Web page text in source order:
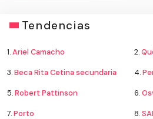
Tendencias
1.Ariel Camacho 2.
3.Beca Rita Cetina secundaria 4.
5.Robert Pattinson 6.
7.Porto 8.